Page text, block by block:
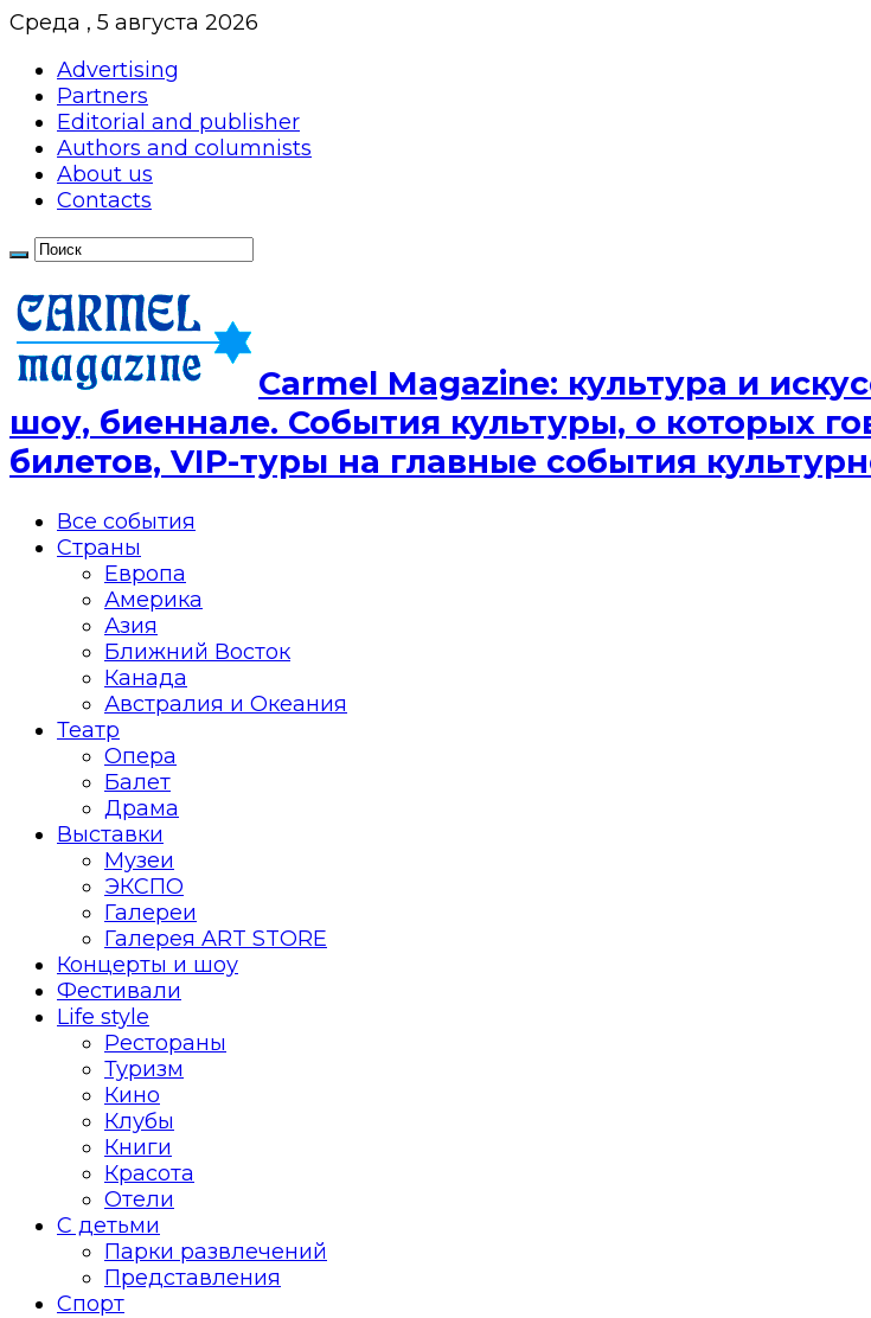
Среда , 5 августа 2026
Advertising
Partners
Editorial and publisher
Authors and columnists
About us
Contacts
Сarmel Magazine: культура и
шоу, биеннале. События культуры, о которых
билетов, VIP-туры на главные события
Все события
Страны
Европа
Америка
Азия
Ближний Восток
Канада
Австралия и Океания
Театр
Опера
Балет
Драма
Выставки
Музеи
ЭКСПО
Галереи
Галерея ART STORE
Концерты и шоу
Фестивали
Life style
Рестораны
Туризм
Кино
Клубы
Книги
Красота
Отели
С детьми
Парки развлечений
Представления
Спорт